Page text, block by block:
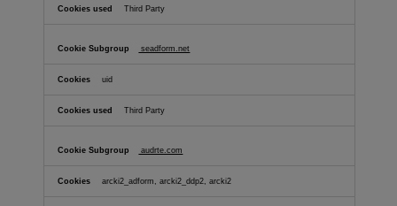
Third Party
seadform.net
uid
Third Party
audrte.com
arcki2_adform, arcki2_ddp2, arcki2